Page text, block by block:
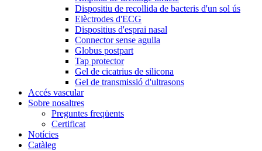
Dispositiu de recollida de bacteris d'un sol ús
Elèctrodes d'ECG
Dispositius d'esprai nasal
Connector sense agulla
Globus postpart
Tap protector
Gel de cicatrius de silicona
Gel de transmissió d'ultrasons
Accés vascular
Sobre nosaltres
Preguntes freqüents
Certificat
Notícies
Catàleg